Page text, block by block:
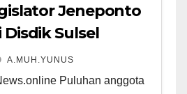
Jeneponto
Sulsel
A.MUH.YUNUS
Puluhan anggota